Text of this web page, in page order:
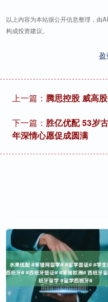
以上内容为本站据公开信息整理，
构成投资建议。
盈
上一篇： 腾思控股 威高
下一篇： 胜亿优配 53岁
年深情心愿促成圆满